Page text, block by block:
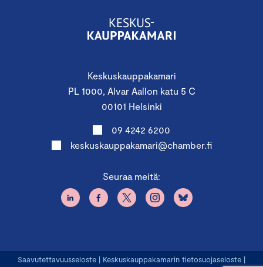
Keskuskauppakamari
PL 1000, Alvar Aallon katu 5 C
00101 Helsinki
09 4242 6200
keskuskauppakamari@chamber.fi
Seuraa meitä:
Saavutettavuusseloste | Keskuskauppakamarin tietosuojaseloste |